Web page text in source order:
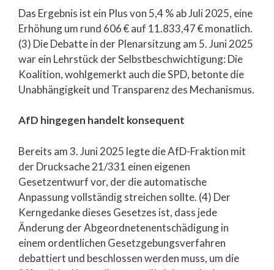
Das Ergebnis ist ein Plus von 5,4 % ab Juli 2025, eine
Erhöhung um rund 606 € auf 11.833,47 € monatlich.
(3) Die Debatte in der Plenarsitzung am 5. Juni 2025
war ein Lehrstück der Selbstbeschwichtigung: Die
Koalition, wohlgemerkt auch die SPD, betonte die
Unabhängigkeit und Transparenz des Mechanismus.
AfD hingegen handelt konsequent
Bereits am 3. Juni 2025 legte die AfD-Fraktion mit
der Drucksache 21/331 einen eigenen
Gesetzentwurf vor, der die automatische
Anpassung vollständig streichen sollte. (4) Der
Kerngedanke dieses Gesetzes ist, dass jede
Änderung der Abgeordnetenentschädigung in
einem ordentlichen Gesetzgebungsverfahren
debattiert und beschlossen werden muss, um die